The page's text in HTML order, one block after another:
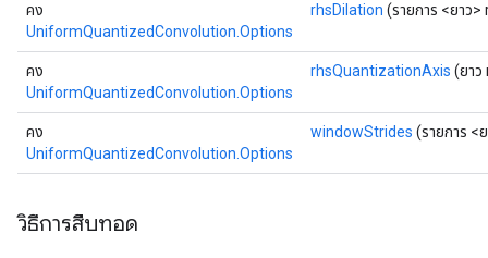
คง
UniformQuantizedConvolution.Options
rhsDilation (รายการ <ยาว
คง
UniformQuantizedConvolution.Options
rhsQuantizationAxis (ยา
คง
UniformQuantizedConvolution.Options
windowStrides (รายการ <
วิธีการสืบทอด